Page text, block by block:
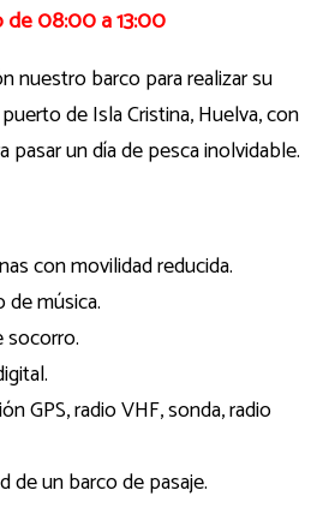
de 08:00 a 13:00
nuestro barco para realizar su
de Isla Cristina, Huelva, con
un día de pesca inolvidable.
con movilidad reducida.
música.
socorro.
GPS, radio VHF, sonda, radio
de un barco de pasaje.